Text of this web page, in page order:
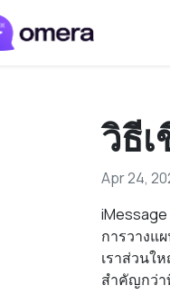
วิธี
Apr 24,
การวางแ
เราส่วนใ
สำคัญกว่